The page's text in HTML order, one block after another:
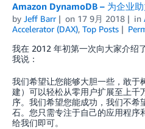
Amazon DynamoDB – 为企业
by Jeff Barr on 17 9月 2018 in
Accelerator (DAX), Top Posts
我在 2012 年初第一次向大家介绍
我说：
我们希望让您能够大胆一些，敢于
建）可以轻松从零用户扩展至上千
序。我们希望您能成功，我们不希
石。您只需专注于自己的应用程序
给我们即可。